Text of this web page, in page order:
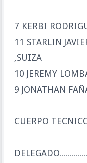
7 KERBI
11 STARLIN
,SUIZA
10 JEREMY
9 JONATHAN
CUERPO